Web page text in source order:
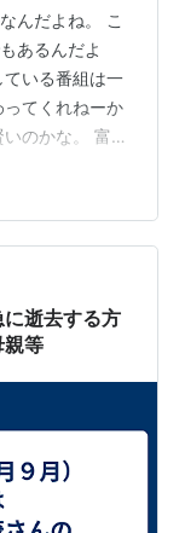
んだよね。 こ
あるんだよ
いる番組は一
てくれねーか
のかな。 富山
？ あんまり聞
逝去する方
親等